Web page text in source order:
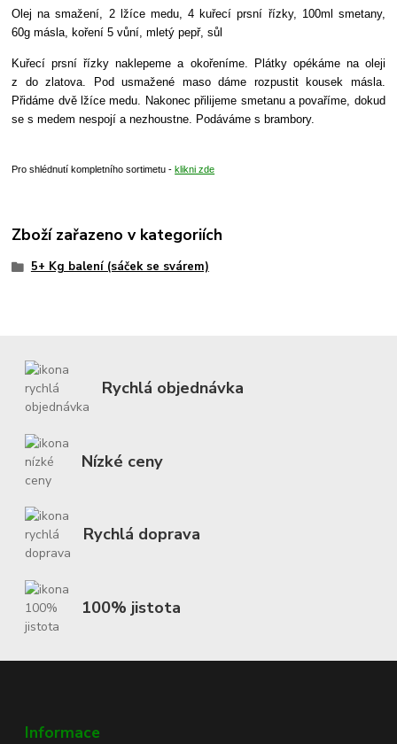
Olej na smažení, 2 lžíce medu, 4 kuřecí prsní řízky, 100ml smetany,
60g másla, koření 5 vůní, mletý pepř, sůl
Kuřecí prsní řízky naklepeme a okořeníme. Plátky opékáme na oleji
z do zlatova. Pod usmažené maso dáme rozpustit kousek másla.
Přidáme dvě lžíce medu. Nakonec přilijeme smetanu a povaříme, dokud
se s medem nespojí a nezhoustne. Podáváme s brambory.
Pro shlédnutí kompletního sortimetu -klikni zde
Zboží zařazeno v kategoriích
5+ Kg balení (sáček se svárem)
Rychlá objednávka
Nízké ceny
Rychlá doprava
100% jistota
Informace